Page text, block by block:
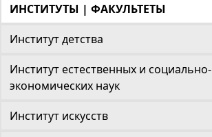
ИНСТИТУТЫ | ФАКУЛЬТЕТЫ
Институт детства
Институт естественных и социально-
экономических наук
Институт искусств